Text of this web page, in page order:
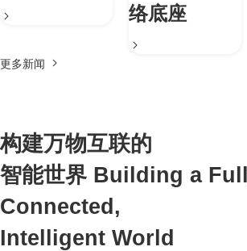
络底座
更多新闻
构建万物互联的
智能世界 Building a
Connected,
Intelligent World